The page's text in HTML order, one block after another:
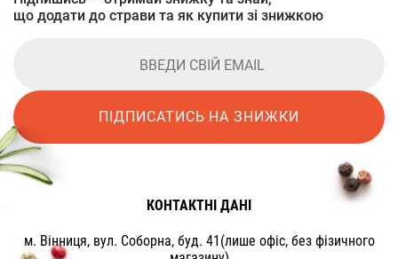
що додати до страви та як купити зі знижкою
ПІДПИСАТИСЬ НА ЗНИЖКИ
КОНТАКТНІ ДАНІ
м. Вінниця, вул. Соборна, буд. 41(лише офіс, без фізичного